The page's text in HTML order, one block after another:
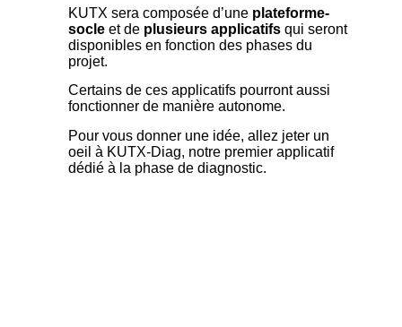
KUTX sera composée d’une plateforme-
socle et de plusieurs applicatifs qui seront
disponibles en fonction des phases du
projet.
Certains de ces applicatifs pourront aussi
fonctionner de manière autonome.
Pour vous donner une idée, allez jeter un
oeil à KUTX-Diag, notre premier applicatif
dédié à la phase de diagnostic.